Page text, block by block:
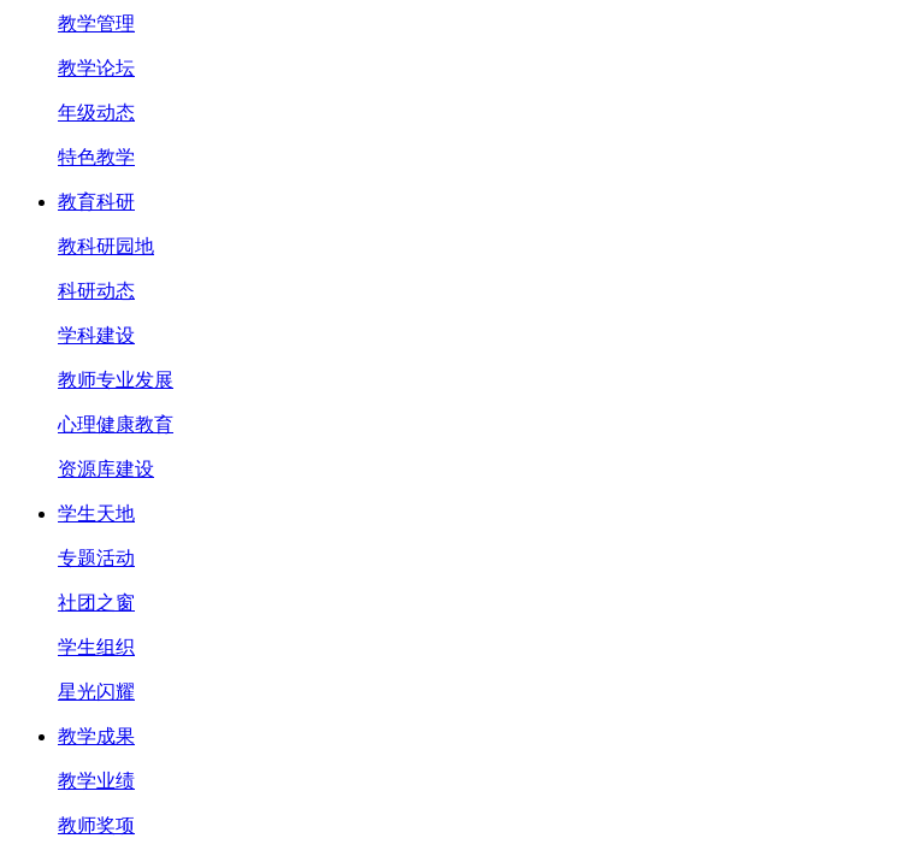
教学管理
教学论坛
年级动态
特色教学
教育科研
教科研园地
科研动态
学科建设
教师专业发展
心理健康教育
资源库建设
学生天地
专题活动
社团之窗
学生组织
星光闪耀
教学成果
教学业绩
教师奖项